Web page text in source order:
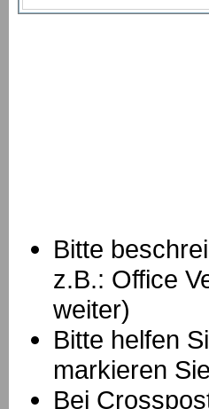
Bitte
z.B.: Office
weiter)
Bitte helfen
markieren
Bei